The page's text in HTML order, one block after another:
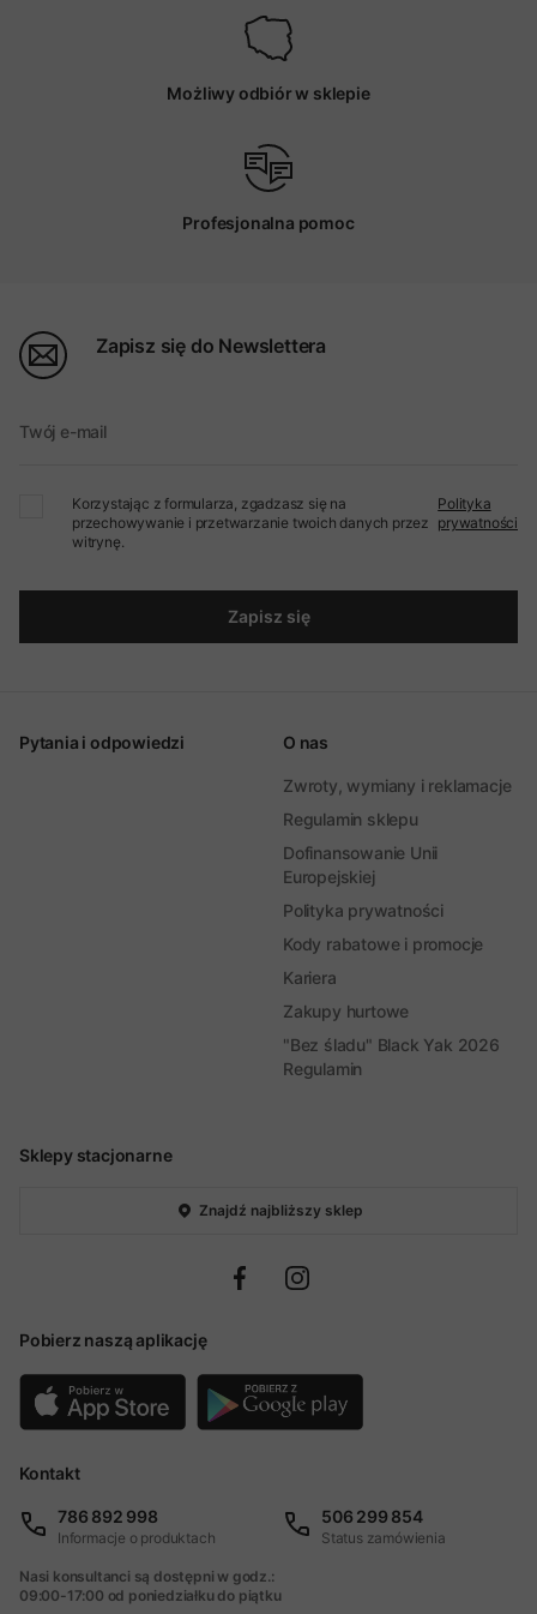
Możliwy odbiór w sklepie
Profesjonalna pomoc
Zapisz się do Newslettera
Twój e-mail
Korzystając z formularza, zgadzasz się na
przechowywanie i przetwarzanie twoich danych przez
witrynę.
Polityka
prywatności
Zapisz się
Sklepy stacjonarne
Znajdź najbliższy sklep
Pobierz naszą aplikację
Pytania i odpowiedzi O nas
Zwroty, wymiany i reklamacje
Regulamin sklepu
Dofinansowanie Unii
Europejskiej
Polityka prywatności
Kody rabatowe i promocje
Kariera
Zakupy hurtowe
"Bez śladu" Black Yak 2026
Regulamin
Kontakt
786 892 998
Informacje o produktach
506 299 854
Status zamówienia
Nasi konsultanci są dostępni w godz.:
09:00-17:00 od poniedziałku do piątku